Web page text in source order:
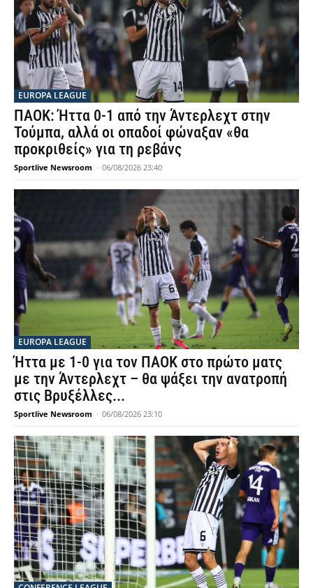
EUROPA LEAGUE
ΠΑΟΚ: Ήττα 0-1 από την Άντερλεχτ στην
Τούμπα, αλλά οι οπαδοί φώναξαν «θα
προκριθείς» για τη ρεβάνς
Sportlive Newsroom - 06/08/2026 23:40
EUROPA LEAGUE
Ήττα με 1-0 για τον ΠΑΟΚ στο πρώτο ματς
με την Άντερλεχτ – θα ψάξει την ανατροπή
στις Βρυξέλλες...
Sportlive Newsroom - 06/08/2026 23:10